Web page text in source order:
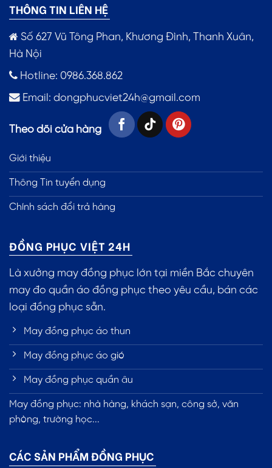
THÔNG TIN LIÊN HỆ
Số 627 Vũ Tông Phan, Khương Đình, Thanh Xuân,
Hà Nội
Hotline: 0986.368.862
Email: dongphucviet24h@gmail.com
Theo dõi cửa hàng
Giới thiệu
Thông Tin tuyển dụng
Chính sách đổi trả hàng
ĐỒNG PHỤC VIỆT 24H
Là xưởng may đồng phục lớn tại miền Bắc chuyên
may đo quần áo đồng phục theo yêu cầu, bán các
loại đồng phục sẵn.
May đồng phục áo thun
May đồng phục áo gió
May đồng phục quần âu
May đồng phục: nhà hàng, khách sạn, công sở, văn
phòng, trường học...
CÁC SẢN PHẨM ĐỒNG PHỤC